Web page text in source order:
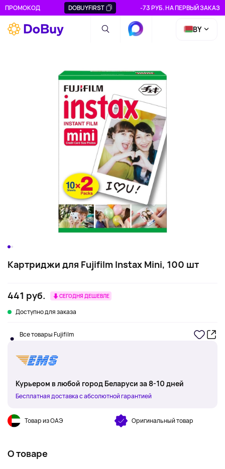
ПРОМОКОД DOBUYFIRST -73 РУБ. НА ПЕРВЫЙ ЗАКАЗ
BY
Картриджи для Fujifilm Instax Mini, 100 шт
441 руб. СЕГОДНЯ ДЕШЕВЛЕ
Доступно для заказа
Все товары Fujifilm
Курьером в любой город Беларуси за 8-10 дней
Бесплатная доставка с абсолютной гарантией
Товар из ОАЭ Оригинальный товар
О товаре